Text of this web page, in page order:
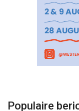
Populaire